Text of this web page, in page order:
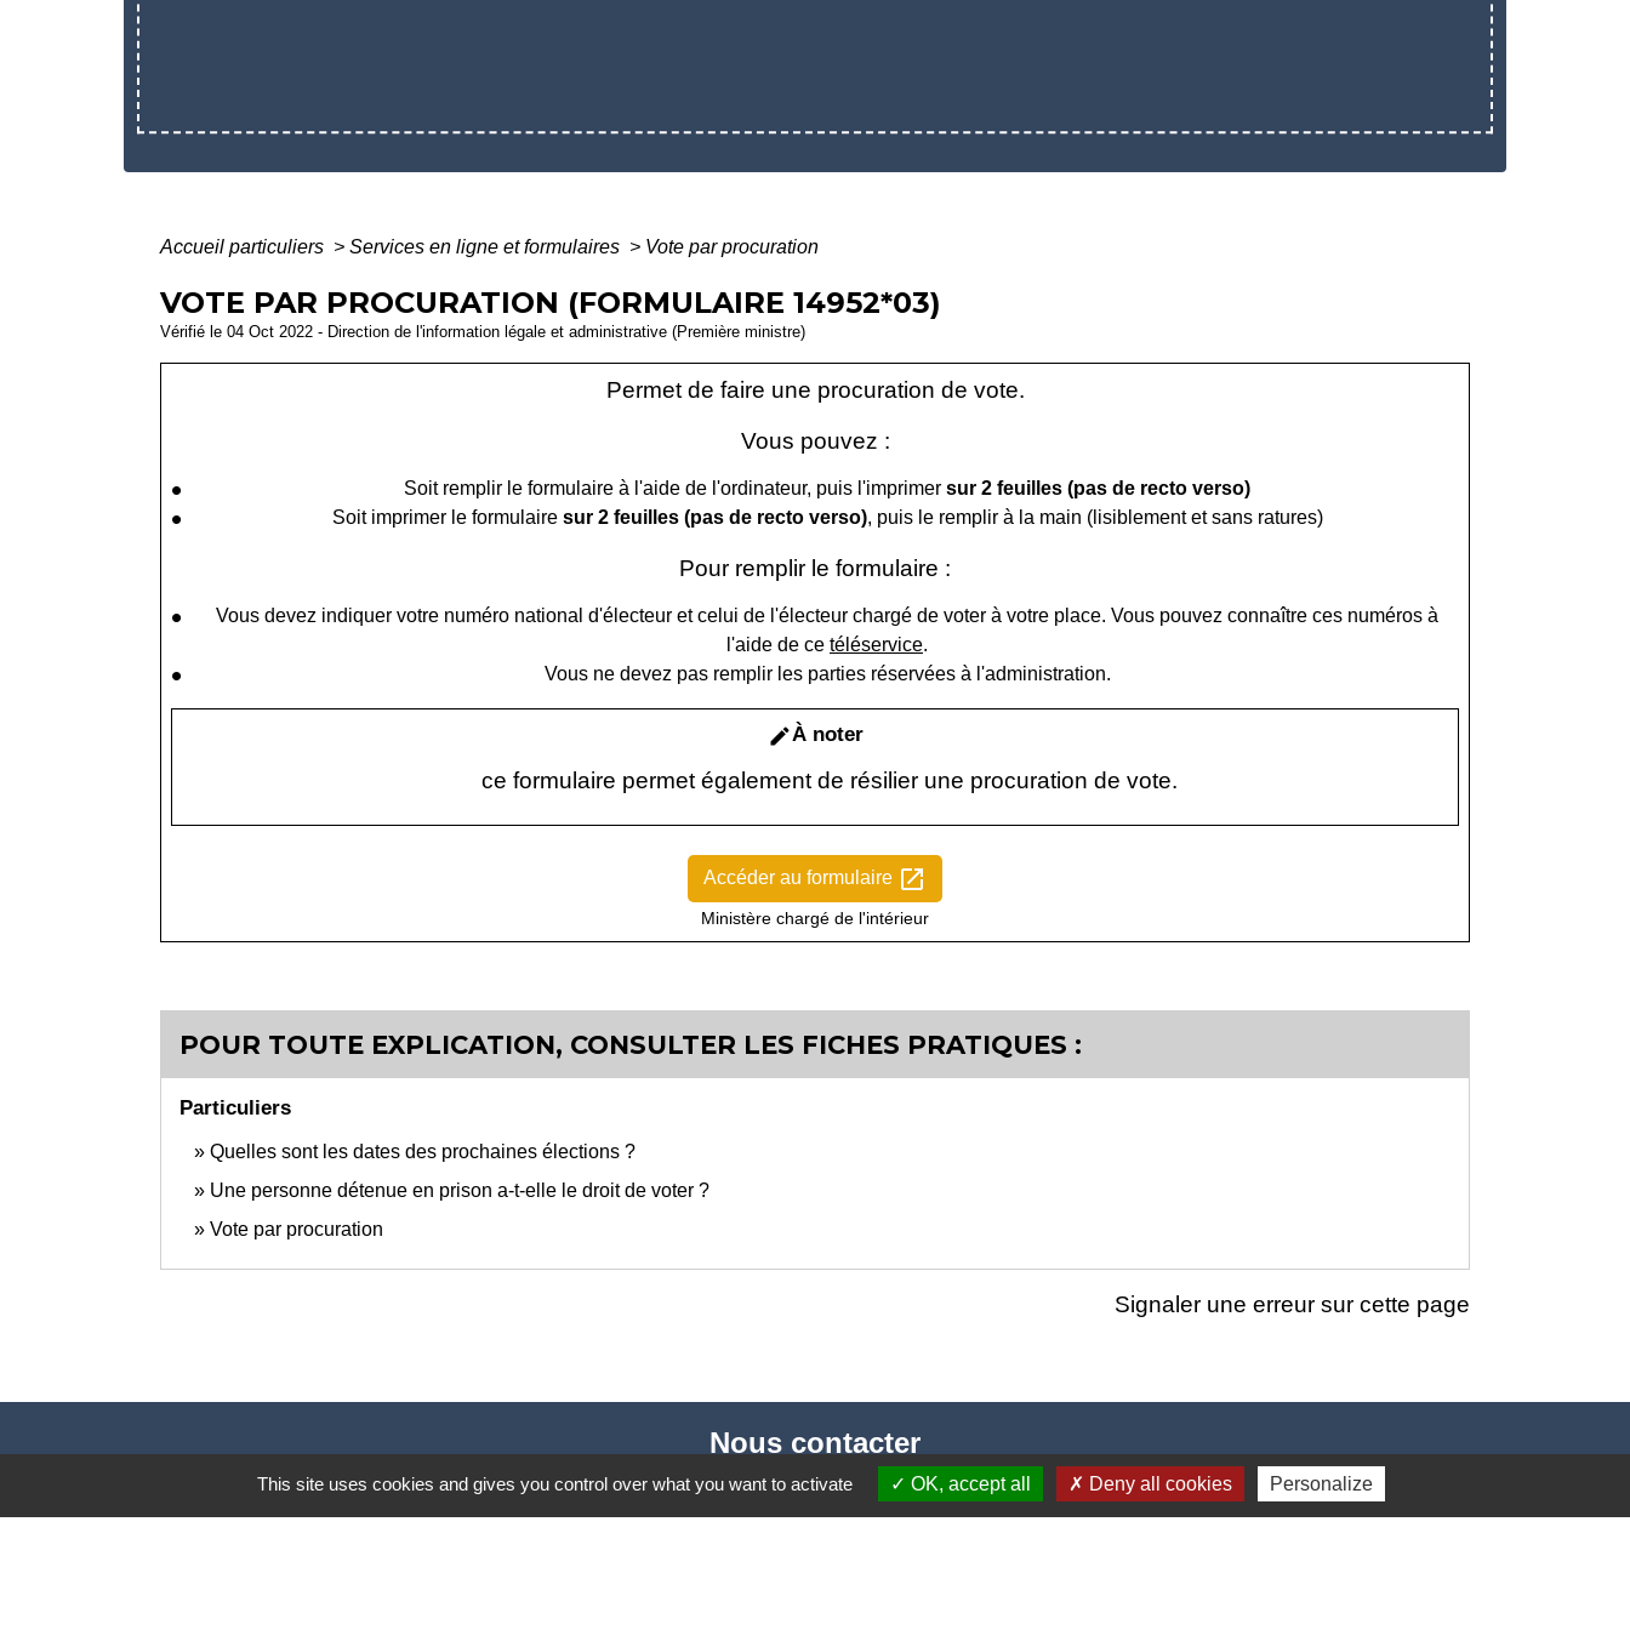
Accueil particuliers > Services en ligne et formulaires > Vote par procuration
VOTE PAR PROCURATION (FORMULAIRE 14952*03)
Vérifié le 04 Oct 2022 - Direction de l'information légale et administrative (Première ministre)
Permet de faire une procuration de vote.
Vous pouvez :
Soit remplir le formulaire à l'aide de l'ordinateur, puis l'imprimer sur 2 feuilles (pas de recto verso)
Soit imprimer le formulaire sur 2 feuilles (pas de recto verso), puis le remplir à la main (lisiblement et sans ratures)
Pour remplir le formulaire :
Vous devez indiquer votre numéro national d'électeur et celui de l'électeur chargé de voter à votre place. Vous pouvez connaître ces numéros à
l'aide de ce téléservice.
Vous ne devez pas remplir les parties réservées à l'administration.
editÀ noter
ce formulaire permet également de résilier une procuration de vote.
Accéder au formulaire open_in_new
Ministère chargé de l'intérieur
POUR TOUTE EXPLICATION, CONSULTER LES FICHES PRATIQUES :
Particuliers
Quelles sont les dates des prochaines élections ?
Une personne détenue en prison a-t-elle le droit de voter ?
Vote par procuration
Signaler une erreur sur cette page
Nous contacter
Commune de Puylaurens
1 rue de la Mairie
This site uses cookies and gives you control over what you want to activate OK, accept all Deny all cookies Personalize